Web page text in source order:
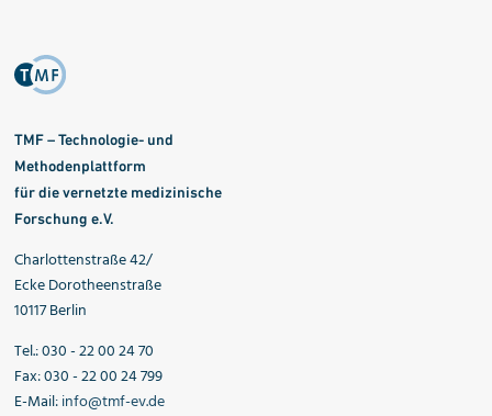
TMF – Technologie- und
Methodenplattform
für die vernetzte medizinische
Forschung e.V.
Charlottenstraße 42/
Ecke Dorotheenstraße
10117 Berlin
Tel.: 030 - 22 00 24 70
Fax: 030 - 22 00 24 799
E-Mail:info@tmf-ev.de